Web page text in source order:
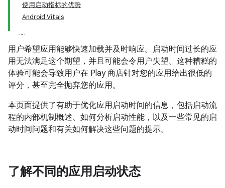
使用启动指标的优势
Android Vitals
用户希望应用能够快速加载并及时响应。启动时间过长的应
用无法满足这个期望，并且可能会令用户失望。这种糟糕的
体验可能会导致用户在 Play 商店针对您的应用给出很低的
评分，甚至完全抛弃您的应用。
本页面提供了有助于优化应用启动时间的信息，包括启动流
程的内部机制概述、如何分析启动性能，以及一些常见的启
动时间问题和有关如何解决这些问题的提示。
了解不同的应用启动状态